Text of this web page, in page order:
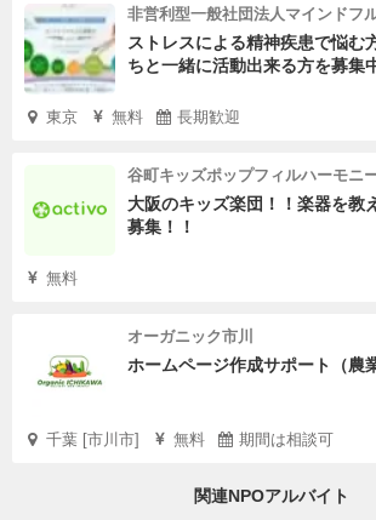
非営利型一般社団法人マインドフ
ストレスによる精神疾患で悩む
ちと一緒に活動出来る方を募集
東京 無料 長期歓迎
谷町キッズポップフィルハーモニ
大阪のキッズ楽団！！楽器を教
募集！！
無料
オーガニック市川
ホームページ作成サポート（農
千葉 [市川市] 無料 期間は相談可
関連NPOアルバイト